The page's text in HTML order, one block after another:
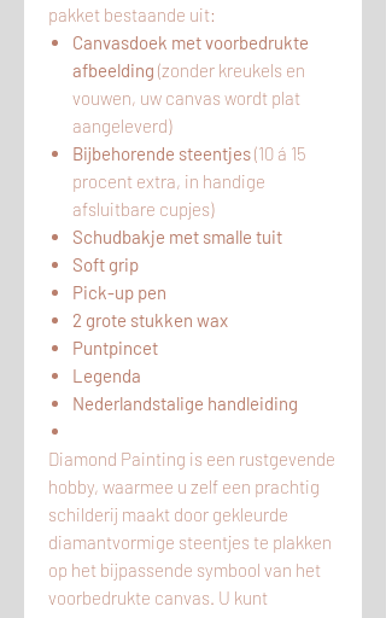
pakket bestaande uit:
Canvasdoek met voorbedrukte
afbeelding (zonder kreukels en
vouwen, uw canvas wordt plat
aangeleverd)
Bijbehorende steentjes(10 á 15
procent extra, in handige
afsluitbare cupjes)
Schudbakje met smalle tuit
Soft grip
Pick-up pen
2 grote stukken wax
Puntpincet
Legenda
Nederlandstalige handleiding
Diamond Painting is een rustgevende
hobby, waarmee u zelf een prachtig
schilderij maakt door gekleurde
diamantvormige steentjes te plakken
op het bijpassende symbool van het
voorbedrukte canvas. U kunt